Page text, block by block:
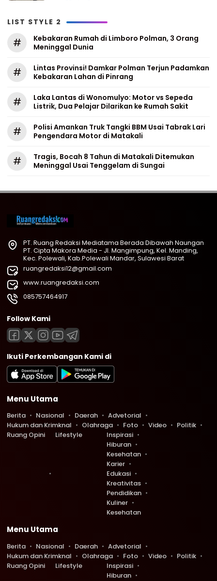
LIST STYLE 2
#
Kebakaran Rumah di Limboro Polman, 3 Orang
Meninggal Dunia
#
Lintas Provinsi! Damkar Polman Terjun Padamkan
Kebakaran Lahan di Pinrang
#
Laka Lantas di Wonomulyo: Motor vs Sepeda
Listrik, Dua Pelajar Dilarikan ke Rumah Sakit
#
Polisi Amankan Truk Tangki BBM Usai Tabrak Lari
Pengendara Motor di Matakali
#
Tragis, Bocah 8 Tahun di Matakali Ditemukan
Meninggal Usai Tenggelam di Sungai
PT. Ruang Redaksi Mediatama Berada Dibawah Naungan
PT. Cipta Makora Media - Jl. Mangimpung, Kel. Manding,
Kec. Polewali, Kab.Polewali Mandar, Sulawesi Barat
ruangredaksi12@gmail.com
www.ruangredaksi.com
085757464917
Follow Kami
Ikuti Perkembangan Kami di
Menu Utama
Berita Nasional Daerah
Advetorial
Hukum dan Krimknal
Olahraga Foto Video
Politik
Ruang Opini
Lifestyle
Inspirasi
Hiburan
Kesehatan
Karier
Edukasi
Kreativitas
Pendidikan
Kuliner
Kesehatan
Menu Utama
Berita Nasional Daerah
Advetorial
Hukum dan Krimknal
Olahraga Foto Video
Politik
Ruang Opini
Lifestyle
Inspirasi
Hiburan